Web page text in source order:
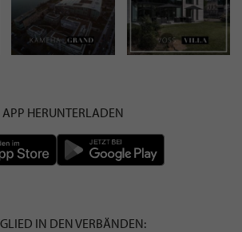
APP HERUNTERLADEN
IN DEN VERBÄNDEN: